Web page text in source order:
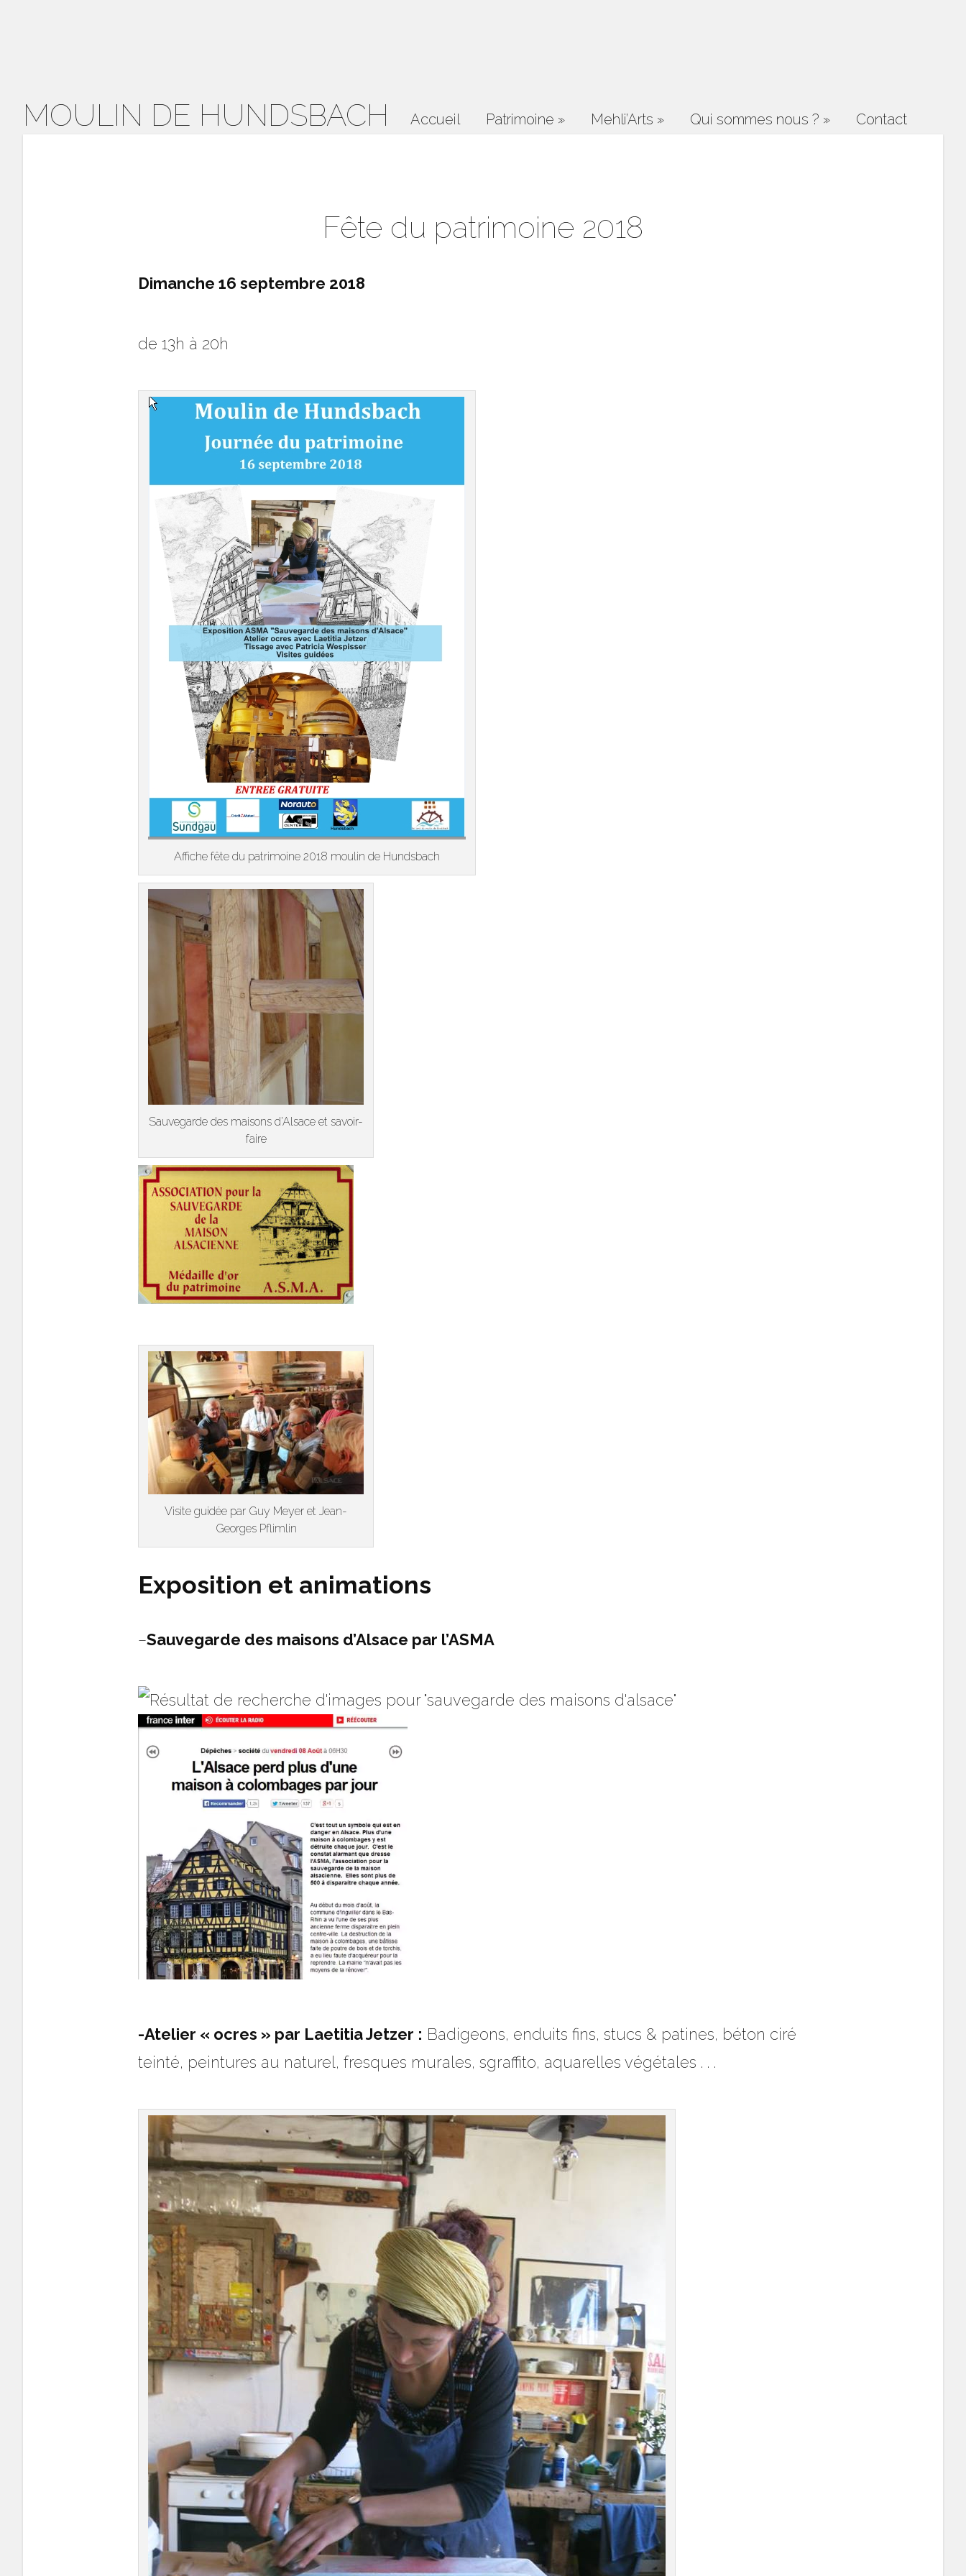
MOULIN DE HUNDSBACH Accueil Patrimoine » Mehli’Arts » Qui sommes nous ? » Contact
Fête du patrimoine 2018
Dimanche 16 septembre 2018
de 13h à 20h
Affiche fête du patrimoine 2018 moulin de Hundsbach
Sauvegarde des maisons d’Alsace et savoir-
faire
Visite guidée par Guy Meyer et Jean-
Georges Pflimlin
Exposition et animations
–Sauvegarde des maisons d’Alsace par l’ASMA
-Atelier « ocres » par Laetitia Jetzer : Badigeons, enduits fins, stucs & patines, béton ciré
teinté, peintures au naturel, fresques murales, sgraffito, aquarelles végétales . . .